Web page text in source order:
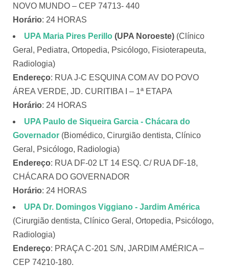
NOVO MUNDO – CEP 74713- 440
Horário: 24 HORAS
UPA Maria Pires Perillo (UPA Noroeste) (Clínico
Geral, Pediatra, Ortopedia, Psicólogo, Fisioterapeuta,
Radiologia)
Endereço: RUA J-C ESQUINA COM AV DO POVO
ÁREA VERDE, JD. CURITIBA I – 1ª ETAPA
Horário: 24 HORAS
UPA Paulo de Siqueira Garcia - Chácara do
Governador (Biomédico, Cirurgião dentista, Clínico
Geral, Psicólogo, Radiologia)
Endereço: RUA DF-02 LT 14 ESQ. C/ RUA DF-18,
CHÁCARA DO GOVERNADOR
Horário: 24 HORAS
UPA Dr. Domingos Viggiano - Jardim América
(Cirurgião dentista, Clínico Geral, Ortopedia, Psicólogo,
Radiologia)
Endereço: PRAÇA C-201 S/N, JARDIM AMÉRICA –
CEP 74210-180.